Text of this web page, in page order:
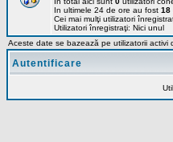
In ultimele 24 de ore au fost 18
Cei mai mulţi utilizatori
Utilizatori înregistraţi: Nici unul
Aceste date se bazează pe utilizatorii activi
Autentificare